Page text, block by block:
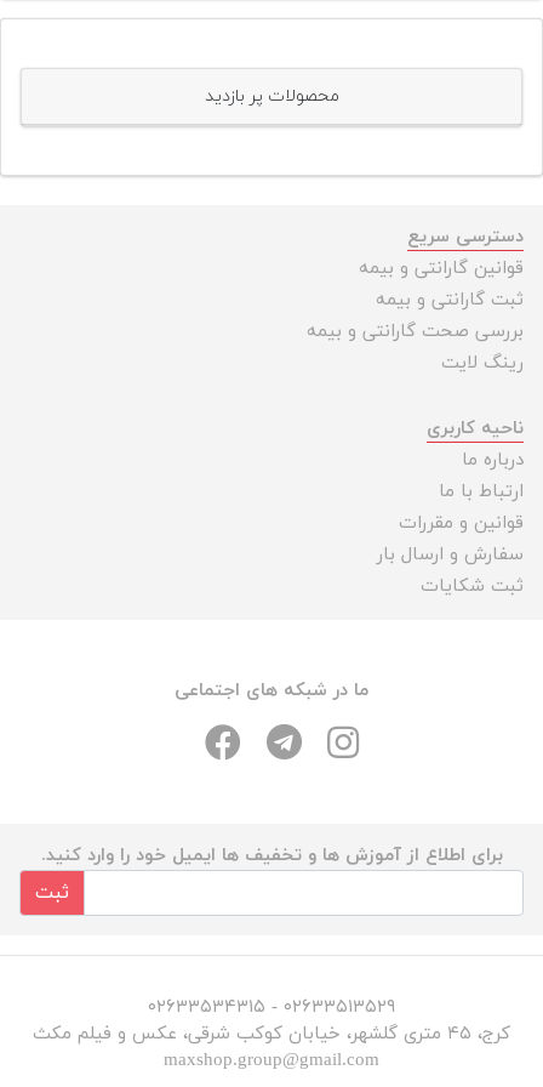
تجهیزات
مکث
محصول
لیست
قیمت
دوربین
محصولات پر بازدید
دسترسی سریع
قوانین گارانتی و بیمه
ثبت گارانتی و بیمه
بررسی صحت گارانتی و بیمه
رینگ لایت
ناحیه کاربری
درباره ما
ارتباط با ما
قوانین و مقررات
سفارش و ارسال بار
ثبت شکایات
ما در شبکه های اجتماعی
برای اطلاع از آموزش ها و تخفیف ها ایمیل خود را وارد کنید.
ثبت
۰۲۶۳۳۵۱۳۵۲۹ - ۰۲۶۳۳۵۳۴۳۱۵
کرج، ۴۵ متری گلشهر، خیابان کوکب شرقی، عکس و فیلم مکث
maxshop.group@gmail.com